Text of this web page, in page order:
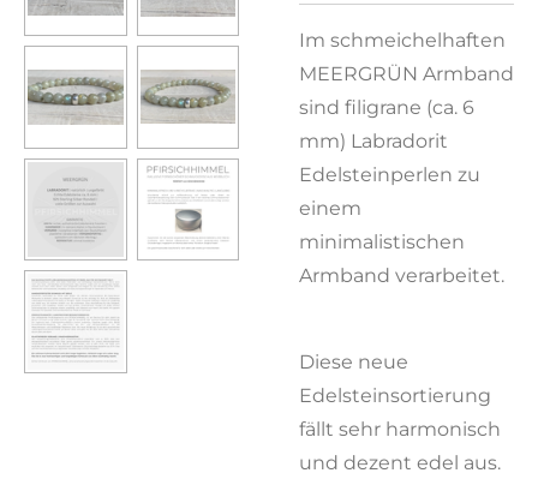
Im schmeichelhaften
MEERGRÜN Armband
sind filigrane (ca. 6
mm) Labradorit
Edelsteinperlen zu
einem
minimalistischen
Armband verarbeitet.
Diese neue
Edelsteinsortierung
fällt sehr harmonisch
und dezent edel aus.